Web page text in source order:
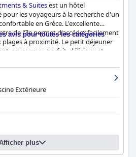
& Suitesest un hôtel
les voyageurs à la recherche d'un
en Grèce. L'excellente
de l'île permet d'accéder facilement
plages à proximité. Le petit déjeuner
savoureux, parfait, délicieux et
d'options servies au bord de la
de la part du personnel. Les
spacieuses et joliment décorées, avec
et des boissons gratuites dans le
avec un service de
et hospitalier, donnant aux clients
d'une famille. L'espace piscine est un
clients, avec une piscine séparée
de jeux, un espace bien aménagé
avis pour toutes les catégories
Extérieure
plus